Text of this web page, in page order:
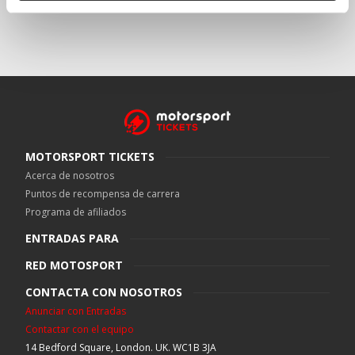
MOTORSPORT TICKETS
Acerca de nosotros
Puntos de recompensa de carrera
Programa de afiliados
ENTRADAS PARA
RED MOTOSPORT
CONTACTA CON NOSOTROS
Anunciar con Entradas
Contactar con el equipo
14 Bedford Square, London. UK. WC1B 3JA